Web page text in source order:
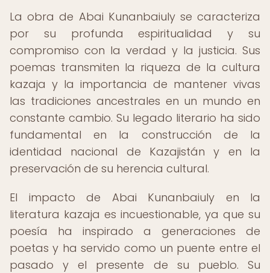
La obra de Abai Kunanbaiuly se caracteriza
por su profunda espiritualidad y su
compromiso con la verdad y la justicia. Sus
poemas transmiten la riqueza de la cultura
kazaja y la importancia de mantener vivas
las tradiciones ancestrales en un mundo en
constante cambio. Su legado literario ha sido
fundamental en la construcción de la
identidad nacional de Kazajistán y en la
preservación de su herencia cultural.
El impacto de Abai Kunanbaiuly en la
literatura kazaja es incuestionable, ya que su
poesía ha inspirado a generaciones de
poetas y ha servido como un puente entre el
pasado y el presente de su pueblo. Su